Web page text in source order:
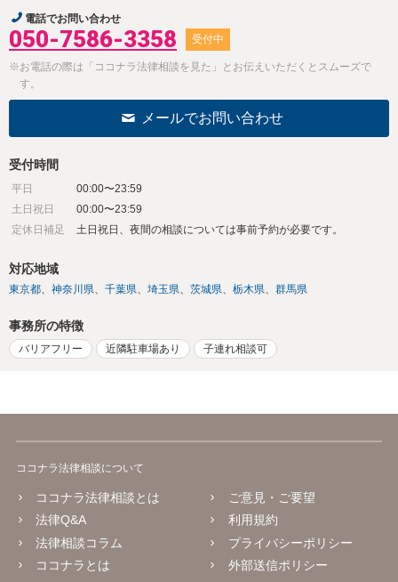
電話でお問い合わせ
050-7586-3358 受付中
※お電話の際は「ココナラ法律相談を見た」とお伝えいただくとスムーズで
す。
メールでお問い合わせ
受付時間
平日
00:00〜23:59
土日祝日
00:00〜23:59
定休日補足
土日祝日、夜間の相談については事前予約が必要です。
対応地域
東京都 神奈川県 千葉県 埼玉県 茨城県 栃木県 群馬県
事務所の特徴
バリアフリー 近隣駐車場あり 子連れ相談可
ココナラ法律相談について
ココナラ法律相談とは
法律Q&A
法律相談コラム
ココナラとは
ご意見・ご要望
利用規約
プライバシーポリシー
外部送信ポリシー